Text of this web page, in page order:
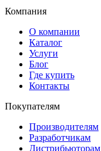
Компания
О компании
Каталог
Услуги
Блог
Где купить
Контакты
Покупателям
Производителям
Разработчикам
Дистрибьюторам